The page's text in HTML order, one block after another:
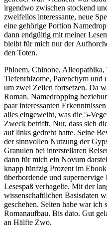
irgendwo zwischen stockend
zweifellos interessante, neue
eine gehörige Portion
dann endgültig mit meiner
bleibt für mich nur der
den Toten.
Phloem, Chinone, Alleopathika,
Tiefenrhizome, Parenchym
um zwei Zeilen fortsetzen. Da
Roman. Namedropping
paar interessanten
alles eingeweiht, was die 5-
Zweck betrifft. Nur, dass sich
auf links gedreht hatte. Seine
der sinnvollen Nutzung der
Granulen bei interstellaren
dann für mich ein Novum
knapp fünfzig Prozent im
überbordende und
Lesespaß verhagelte. Mit der
wissenschaftlichen Basisdaten
geschehen. Selten habe war ich
Romanaufbau. Bis dato. Gut
an Hälfte Zwo.